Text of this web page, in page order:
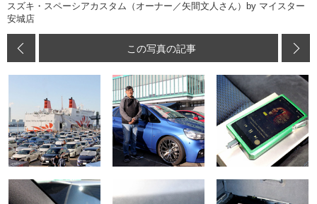
スズキ・スペーシアカスタム（オーナー／矢間文人さん）by マイスター
安城店
この写真の記事